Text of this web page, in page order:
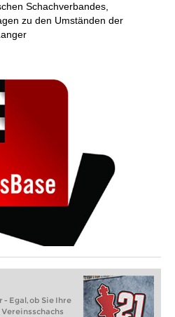
Schachverbandes,
zu den Umständen der
Egal, ob Sie Ihre